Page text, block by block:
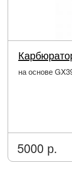
на основе
5000 р.